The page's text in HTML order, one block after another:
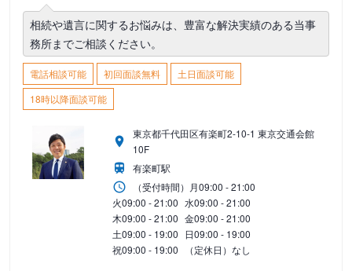
相続や遺言に関するお悩みは、豊富な解決実績のある当事
務所までご相談ください。
電話相談可能 初回面談無料
土日面談可能
18時以降面談可能
東京都千代田区有楽町2-10-1 東京交通会館
10F
有楽町駅
（受付時間） 月09:00 - 21:00
火09:00 - 21:00 水09:00 - 21:00
木09:00 - 21:00 金09:00 - 21:00
土09:00 - 19:00 日09:00 - 19:00
祝09:00 - 19:00 （定休日）なし